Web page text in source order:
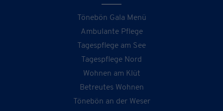
Tönebön Gala Menü
Ambulante Pflege
Tagespflege am See
Tagespflege Nord
Wohnen am Klüt
Betreutes Wohnen
Tönebön an der Weser